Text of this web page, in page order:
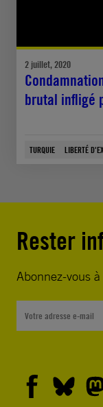
2 juillet, 2020
brutal infligé
TURQUIE LIBERTÉ
Rester
Abonnez-vous